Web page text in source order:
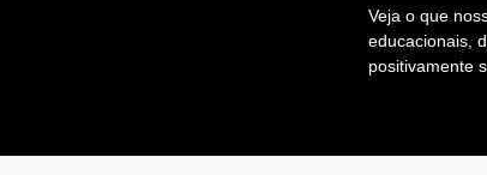
Veja o que
educacionais,
positivamente